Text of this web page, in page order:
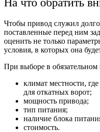
Чтобы привод служил
поставленные перед ним
оценить не только
условия, в которых она
При выборе в
климат местности,
для откатных ворот;
мощность привода;
тип питания;
наличие блока
стоимость.